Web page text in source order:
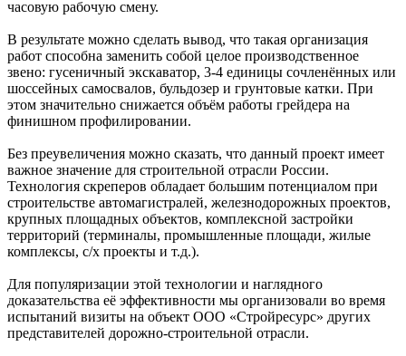
часовую рабочую смену.
В результате можно сделать вывод, что такая организация
работ способна заменить собой целое производственное
звено: гусеничный экскаватор, 3-4 единицы сочленённых или
шоссейных самосвалов, бульдозер и грунтовые катки. При
этом значительно снижается объём работы грейдера на
финишном профилировании.
Без преувеличения можно сказать, что данный проект имеет
важное значение для строительной отрасли России.
Технология скреперов обладает большим потенциалом при
строительстве автомагистралей, железнодорожных проектов,
крупных площадных объектов, комплексной застройки
территорий (терминалы, промышленные площади, жилые
комплексы, с/х проекты и т.д.).
Для популяризации этой технологии и наглядного
доказательства её эффективности мы организовали во время
испытаний визиты на объект ООО «Стройресурс» других
представителей дорожно-строительной отрасли.